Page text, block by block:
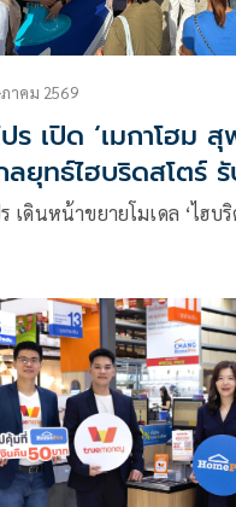
าคม 2569
ร เปิด ‘เมกาโฮม
ลยุทธ์ไฮบริดสโตร์
านช่างครบทุกเซก
เดินหน้าขยายโมเดล ‘ไฮบ